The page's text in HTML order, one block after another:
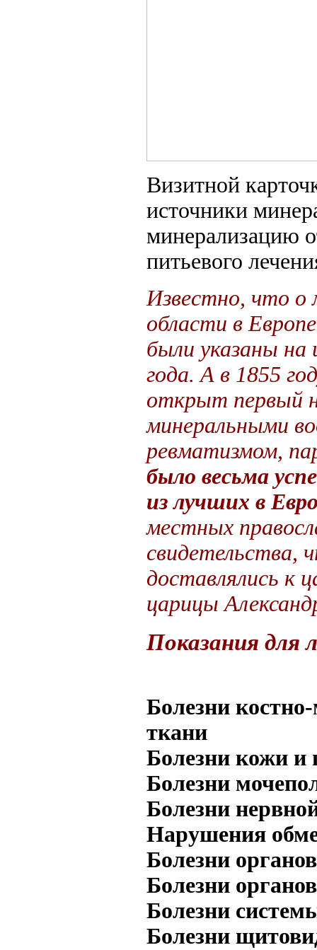
Визитной
источники
минерализацию
питьевого
Известно, что о
области в
были указаны на
года. А в 1855
открыт первый
минеральными
ревматизмом,
было весьма
из лучших в
местных
свидетельства,
доставлялись к
царицы
Показания для
Болезни
ткани
Болезни кожи и
Болезни
Болезни
Нарушения
Болезни
Болезни
Болезни
Болезни